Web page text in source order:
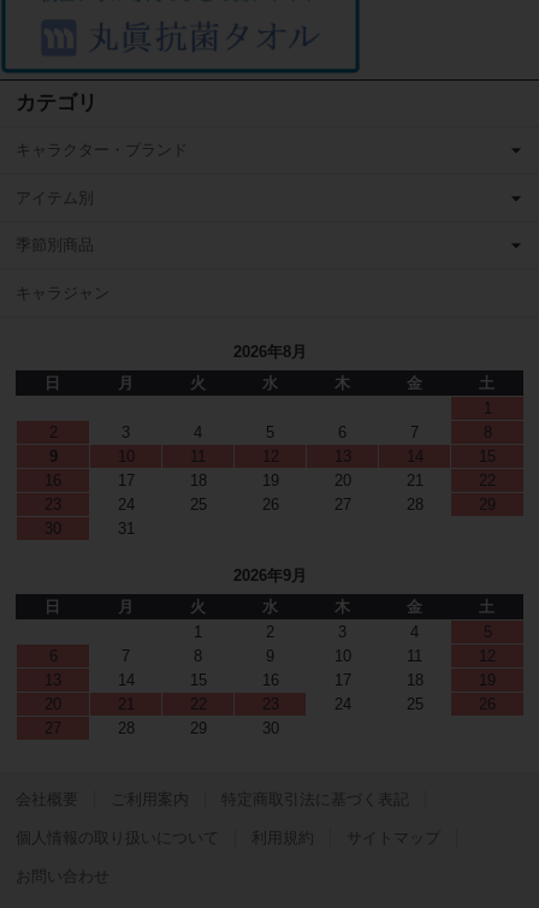
カテゴリ
キャラクター・ブランド
アイテム別
季節別商品
キャラジャン
2026年8月
日
月 火 水 木 金
土
1
2
3 4 5 6 7
8
9
10 11 12 13 14
15
16
17 18 19 20 21
22
23
24 25 26 27 28
29
30
31
2026年9月
日
月 火 水 木 金
土
1
2 3 4
5
6
7 8 9 10 11
12
13
14 15 16 17 18
19
20
21 22 23 24 25
26
27
28 29 30
会社概要 ご利用案内 特定商取引法に基づく表記
個人情報の取り扱いについて 利用規約 サイトマップ
お問い合わせ